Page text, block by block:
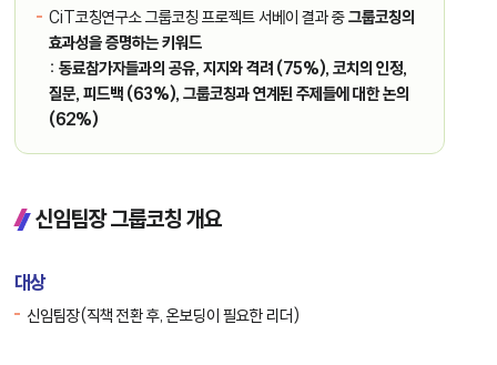
CiT코칭연구소 그룹코칭 프로젝트 서베이 결과 중그룹코칭의
효과성을 증명하는 키워드
: 동료참가자들과의 공유, 지지와 격려 (75%), 코치의 인정,
질문, 피드백 (63%), 그룹코칭과 연계된 주제들에 대한 논의
(62%)
신임팀장 그룹코칭 개요
대상
신임팀장(직책 전환 후, 온보딩이 필요한 리더)